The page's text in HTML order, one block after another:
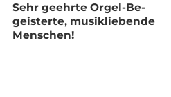
Sehr ge­ehr­te Or­gel-Be­
geis­ter­te, mu­sik­lie­ben­de
Menschen!